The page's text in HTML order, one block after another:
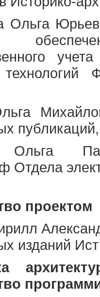
Ольга
Отдела
проектом
изданий